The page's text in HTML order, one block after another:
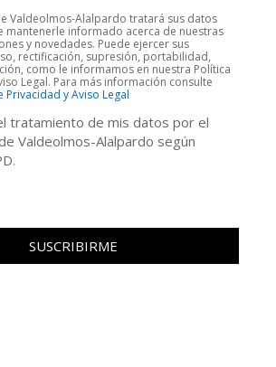
Valdeolmos-Alalpardo tratará sus datos
mantenerle informado acerca de nuestras
y novedades. Puede ejercer sus
rectificación, supresión, portabilidad,
como le informamos en nuestra Política
Legal. Para más información consulte
Privacidad y Aviso Legal
tratamiento de mis datos por el
Valdeolmos-Alalpardo según